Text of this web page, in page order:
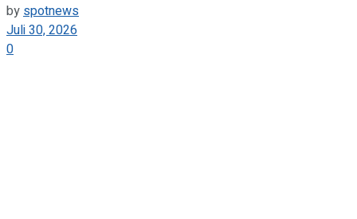
by spotnews
Juli 30, 2026
0